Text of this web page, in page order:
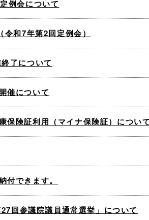
例会について
和7年第2回定例会）
了について
催について
保険証利用（マイナ保険証）につい
付できます。
回参議院議員通常選挙」について